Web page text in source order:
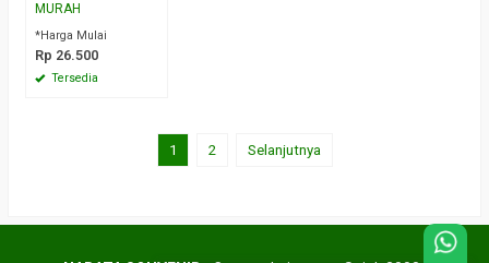
MURAH
*Harga Mulai
Rp 26.500
Tersedia
1 2 Selanjutnya